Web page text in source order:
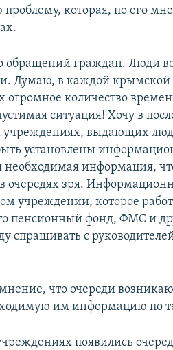
которая, по его
обращений граждан. Люди
Думаю, в каждой крымской
огромное количество
ситуация! Хочу в
учреждениях, выдающих
установлены
необходимая информация,
очередях зря.
учреждении, которое
пенсионный фонд, ФМС и
спрашивать с
что очереди
им информацию по
появились